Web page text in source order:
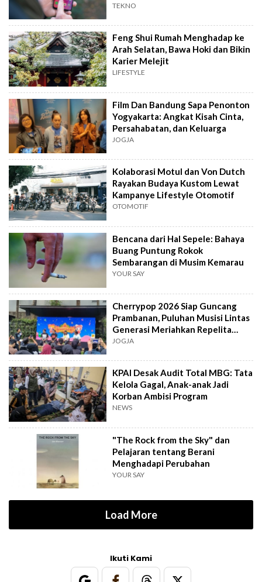
TEKNO
Feng Shui Rumah Menghadap ke
Arah Selatan, Bawa Hoki dan Bikin
Karier Melejit
LIFESTYLE
Film Dan Bandung Sapa Penonton
Yogyakarta: Angkat Kisah Cinta,
Persahabatan, dan Keluarga
JOGJA
Kolaborasi Motul dan Von Dutch
Rayakan Budaya Kustom Lewat
Kampanye Lifestyle Otomotif
OTOMOTIF
Bencana dari Hal Sepele: Bahaya
Buang Puntung Rokok
Sembarangan di Musim Kemarau
YOUR SAY
Cherrypop 2026 Siap Guncang
Prambanan, Puluhan Musisi Lintas
Generasi Meriahkan Repelita
Musik
JOGJA
KPAI Desak Audit Total MBG: Tata
Kelola Gagal, Anak-anak Jadi
Korban Ambisi Program
NEWS
"The Rock from the Sky" dan
Pelajaran tentang Berani
Menghadapi Perubahan
YOUR SAY
Load More
Ikuti Kami